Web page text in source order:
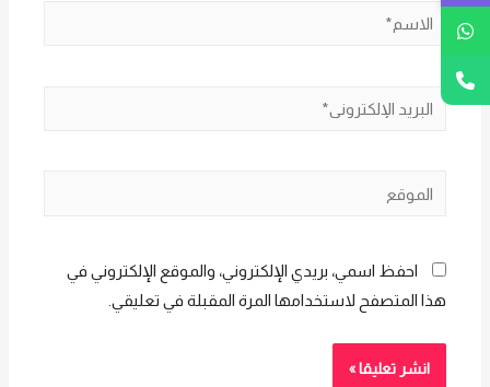
الاسم*
البريد
الموقع
احفظ اسمي، بريدي الإلكتروني، والموقع الإلكتروني في
هذا المتصفح لاستخدامها المرة المقبلة في تعليقي.